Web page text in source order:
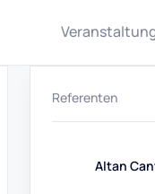
Referenten
Altan